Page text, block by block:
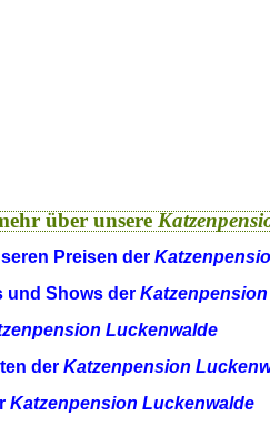
über unsere
Preisen der
und Shows der
Luckenwalde
der Katzenpension
Katzenpension Luckenwalde